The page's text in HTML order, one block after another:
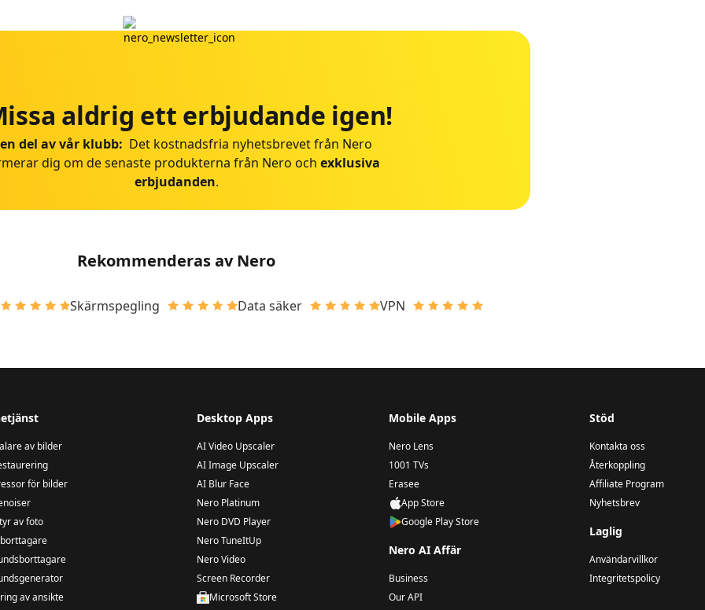
aldrig ett erbjudande igen!
del av vår klubb: Det kostnadsfria nyhetsbrevet från Nero
dig om de senaste produkterna från Nero och exklusiva
erbjudanden.
Rekommenderas av Nero
Skärmspegling Data säker VPN
av bilder
för bilder
av foto
av ansikte
Desktop Apps
AI Video Upscaler
AI Image Upscaler
AI Blur Face
Nero Platinum
Nero DVD Player
Nero TuneItUp
Nero Video
Screen Recorder
Microsoft Store
Mobile Apps
Nero Lens
1001 TVs
Erasee
App Store
Google Play Store
Nero AI Affär
Business
Our API
Stöd
Kontakta oss
Återkoppling
Affiliate Program
Nyhetsbrev
Laglig
Användarvillkor
Integritetspolicy